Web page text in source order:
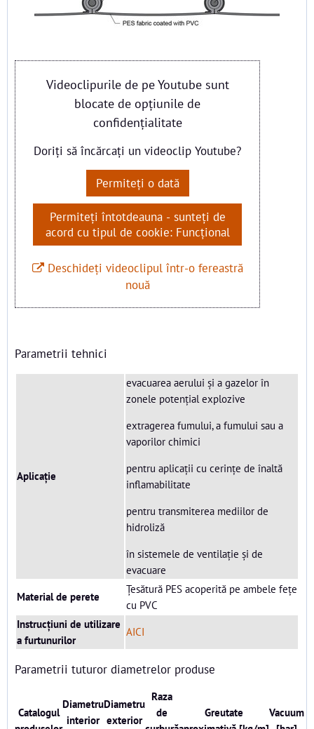
Videoclipurile de pe Youtube sunt
blocate de opțiunile de
confidențialitate
Doriți să încărcați un videoclip Youtube?
Permiteți o dată
Permiteți întotdeauna - sunteți de
acord cu tipul de cookie: Funcțional
Deschideți videoclipul într-o fereastră
nouă
Parametrii tehnici
Aplicație
evacuarea aerului și a gazelor în
zonele potențial explozive
extragerea fumului, a fumului sau a
vaporilor chimici
pentru aplicații cu cerințe de înaltă
inflamabilitate
pentru transmiterea mediilor de
hidroliză
în sistemele de ventilație și de
evacuare
Material de perete
Țesătură PES acoperită pe ambele fețe
cu PVC
Instrucțiuni de utilizare
a furtunurilor
AICI
Parametrii tuturor diametrelor produse
Catalogul
Diametru
interior
Diametru
exterior
Raza
de
Greutate
Vacuum